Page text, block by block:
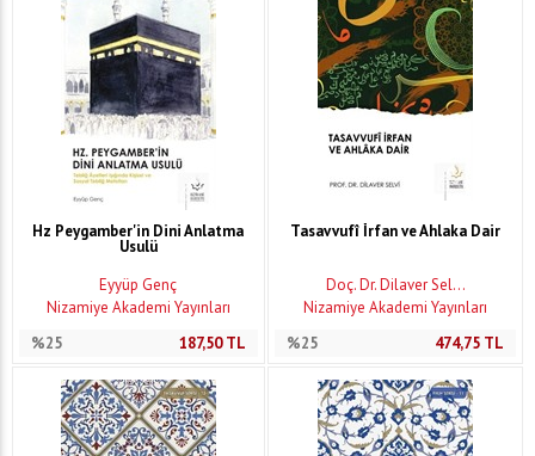
Hz Peygamber'in Dini Anlatma
Usulü
Eyyüp Genç
Nizamiye Akademi Yayınları
%25
187,50TL
Tasavvufî İrfan ve Ahlaka Dair
Doç. Dr. Dilaver Sel...
Nizamiye Akademi Yayınları
%25
474,75 TL